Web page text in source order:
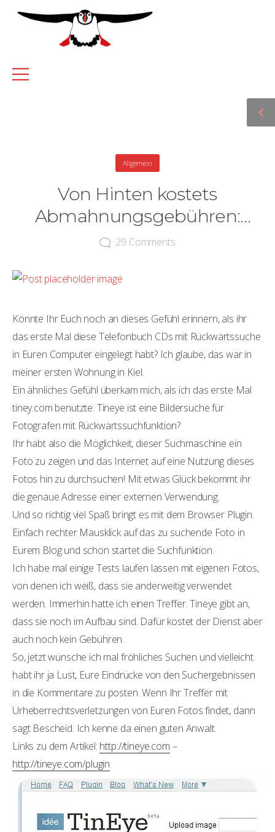
Allgemein
Von Hinten kostets
Abmahnungsgebühren:
Komfortable Rückwärtssuche
29 Comments
Könnte Ihr Euch noch an dieses Gefühl erinnern, als ihr
das erste Mal diese Telefonbuch CDs mit Rückwärtssuche
in Euren Computer eingelegt habt? Ich glaube, das war in
meiner ersten Wohnung in Kiel.
Ein ähnliches Gefühl überkam mich, als ich das erste Mal
tiney.com benutzte. Tineye ist eine Bildersuche für
Fotografen mit Rückwärtssuchfunktion?
Ihr habt also die Möglichkeit, dieser Suchmaschine ein
Foto zu zeigen und das Internet auf eine Nutzung dieses
Fotos hin zu durchsuchen! Mit etwas Glück bekommt ihr
die genaue Adresse einer externen Verwendung.
Und so richtig viel Spaß bringt es mit dem Browser Plugin.
Einfach rechter Mausklick auf das zu suchende Foto in
Eurem Blog und schon startet die Suchfunktion.
Ich habe mal einige Tests laufen lassen mit eigenen Fotos,
von denen ich weiß, dass sie anderweitig verwendet
werden. Immerhin hatte ich einen Treffer. Tineye gibt an,
dass sie noch im Aufbau sind. Dafür kostet der Dienst aber
auch noch kein Gebühren.
So, jetzt wünsche ich mal fröhliches Suchen und vielleicht
habt ihr ja Lust, Eure Eindrücke von den Suchergebnissen
in die Kommentare zu posten. Wenn Ihr Treffer mit
Urheberrechtsverletzungen von Euren Fotos findet, dann
sagt Bescheid. Ich kenne da einen guten Anwalt.
Links zu dem Artikel: http://tineye.com –
http://tineye.com/plugin